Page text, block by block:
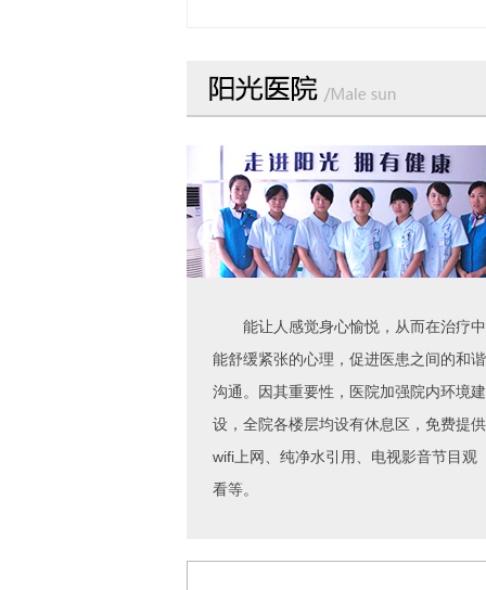
能让人感觉身心愉悦，从而在治疗中
能舒缓紧张的心理，促进医患之间的和谐
沟通。因其重要性，医院加强院内环境建
设，全院各楼层均设有休息区，免费提供
wifi上网、纯净水引用、电视影音节目观
看等。